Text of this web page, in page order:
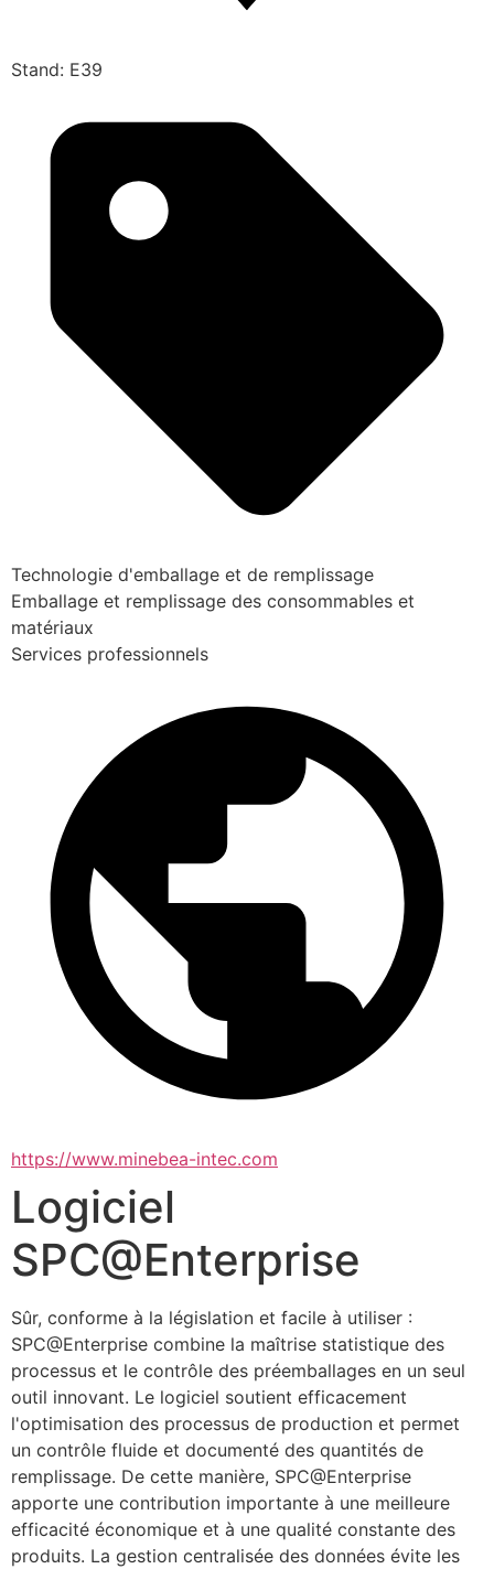
Stand: E39
Technologie d'emballage et de remplissage
Emballage et remplissage des consommables et
matériaux
Services professionnels
https://www.minebea-intec.com
Logiciel
SPC@Enterprise
Sûr, conforme à la législation et facile à utiliser :
SPC@Enterprise combine la maîtrise statistique des
processus et le contrôle des préemballages en un seul
outil innovant. Le logiciel soutient efficacement
l'optimisation des processus de production et permet
un contrôle fluide et documenté des quantités de
remplissage. De cette manière, SPC@Enterprise
apporte une contribution importante à une meilleure
efficacité économique et à une qualité constante des
produits. La gestion centralisée des données évite les